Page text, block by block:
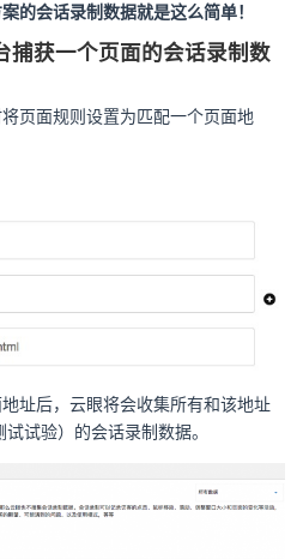
的会话录制数据就是这么简单！
捕获一个页面的会话录制数
页面规则设置为匹配一个页面地
址后，云眼将会收集所有和该地址
试验）的会话录制数据。